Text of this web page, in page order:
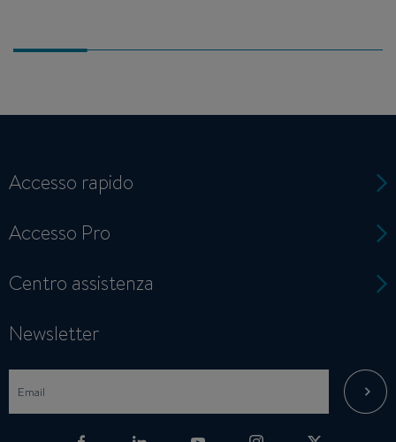
Accesso rapido
Accesso Pro
Centro assistenza
Newsletter